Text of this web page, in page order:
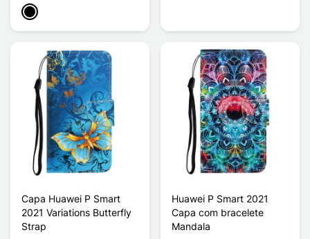
Preto
Capa Huawei P Smart
2021 Variations Butterfly
Strap
Huawei P Smart 2021
Capa com bracelete
Mandala